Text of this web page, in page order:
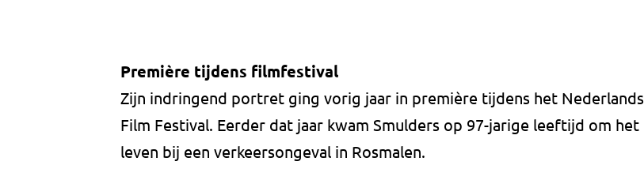
Première tijdens filmfestival
Zijn indringend portret ging vorig jaar in première tijdens het Nederlands
Film Festival. Eerder dat jaar kwam Smulders op 97-jarige leeftijd om het
leven bij een verkeersongeval in Rosmalen.